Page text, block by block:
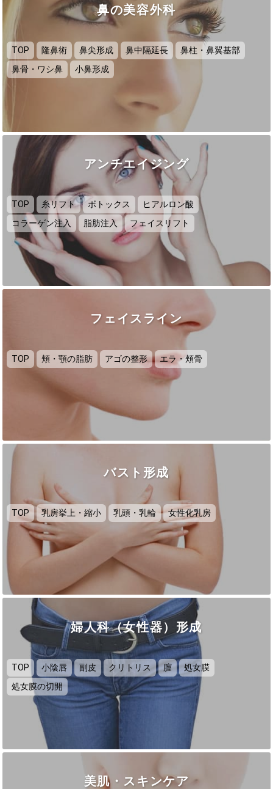
鼻の美容外科
TOP 隆鼻術 鼻尖形成 鼻中隔延長
鼻柱・鼻翼基部
鼻骨・ワシ鼻
小鼻形成
アンチエイジング
TOP 糸リフト ボトックス
ヒアルロン酸
コラーゲン注入
脂肪注入 フェイスリフト
フェイスライン
TOP 頬・顎の脂肪 アゴの整形 エラ・頬骨
バスト形成
TOP 乳房挙上・縮小 乳頭・乳輪 女性化乳房
婦人科（女性器）形成
TOP 小陰唇 副皮 クリトリス 膣
処女膜
処女膜の切開
美肌・スキンケア